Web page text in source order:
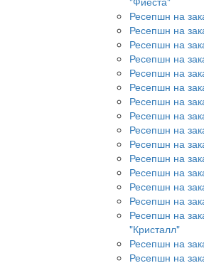
Ресепшн на
Ресепшн на
Ресепшн на
Ресепшн на
Ресепшн на
Ресепшн на
Ресепшн на
Ресепшн на
Ресепшн на
Ресепшн на
Ресепшн на
Ресепшн на
Ресепшн на
Ресепшн на
Ресепшн на
"Кристалл"
Ресепшн на
Ресепшн на